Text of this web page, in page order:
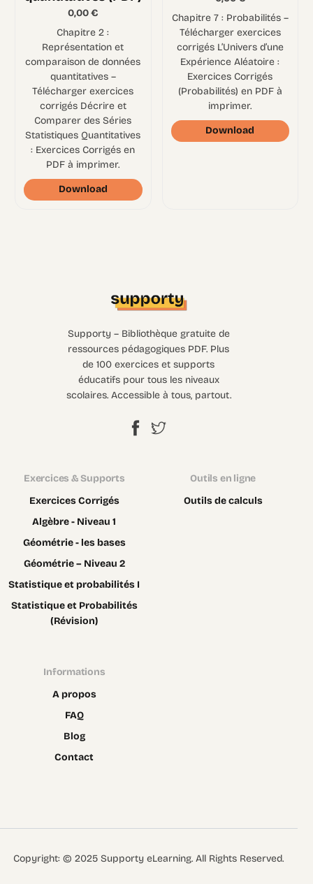
0,00€
Chapitre 2 :
Représentation et
comparaison de données
quantitatives –
Télécharger exercices
corrigés Décrire et
Comparer des Séries
Statistiques Quantitatives
: Exercices Corrigés en
PDF à imprimer.
Download
Chapitre 7 : Probabilités –
Télécharger exercices
corrigés L’Univers d’une
Expérience Aléatoire :
Exercices Corrigés
(Probabilités) en PDF à
imprimer.
Download
Supporty – Bibliothèque gratuite de
ressources pédagogiques PDF. Plus
de 100 exercices et supports
éducatifs pour tous les niveaux
scolaires. Accessible à tous, partout.
Exercices & Supports
Exercices Corrigés
Algèbre - Niveau 1
Géométrie - les bases
Géométrie – Niveau 2
Statistique et probabilités I
Statistique et Probabilités
(Révision)
Outils en ligne
Outils de calculs
Informations
A propos
FAQ
Blog
Contact
Copyright: © 2025 Supporty eLearning. All Rights Reserved.